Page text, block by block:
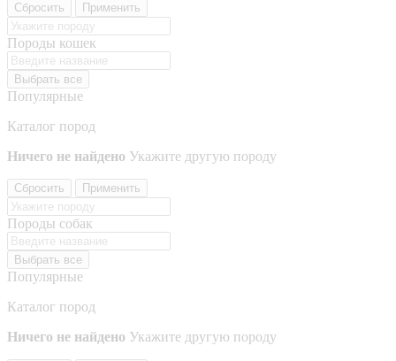
Сбросить Применить
Породы кошек
Выбрать все
Популярные
Каталог пород
Ничего не найдено Укажите другую породу
Сбросить Применить
Породы собак
Выбрать все
Популярные
Каталог пород
Ничего не найдено Укажите другую породу